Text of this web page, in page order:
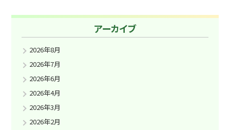
アーカイブ
2026年8月
2026年7月
2026年6月
2026年4月
2026年3月
2026年2月